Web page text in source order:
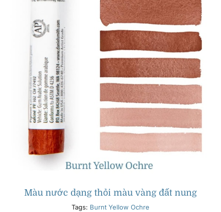
Tìm một nhà bán lẻ
Liên hệ với chúng tôi
Đặt mua
Màu nước dạng thỏi màu vàng đất nung
Tags: Burnt Yellow Ochre